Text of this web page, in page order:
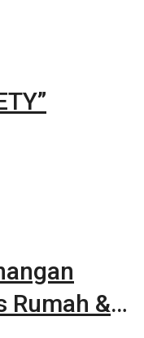
Rumah &